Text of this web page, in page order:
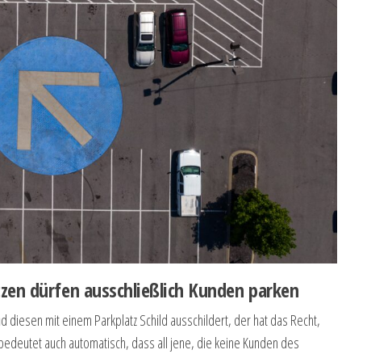
dürfen ausschließlich Kunden parken
diesen mit einem Parkplatz Schild ausschildert, der hat das Recht,
auch automatisch, dass all jene, die keine Kunden des